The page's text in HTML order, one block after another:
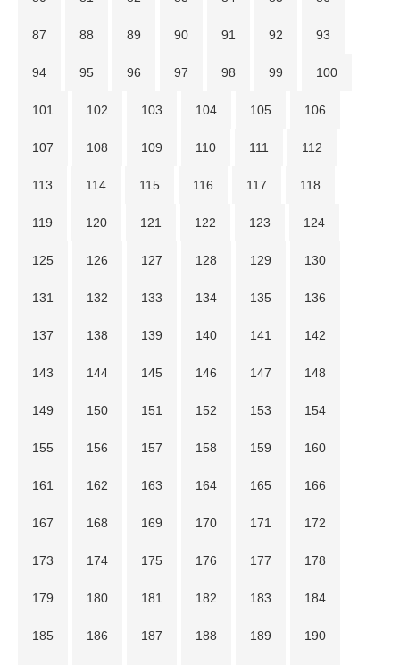
87 88 89 90 91 92 93
94 95 96 97 98 99 100
101 102 103 104 105 106
107 108 109 110 111 112
113 114 115 116 117 118
119 120 121 122 123 124
125 126 127 128 129 130
131 132 133 134 135 136
137 138 139 140 141 142
143 144 145 146 147 148
149 150 151 152 153 154
155 156 157 158 159 160
161 162 163 164 165 166
167 168 169 170 171 172
173 174 175 176 177 178
179 180 181 182 183 184
185 186 187 188 189 190